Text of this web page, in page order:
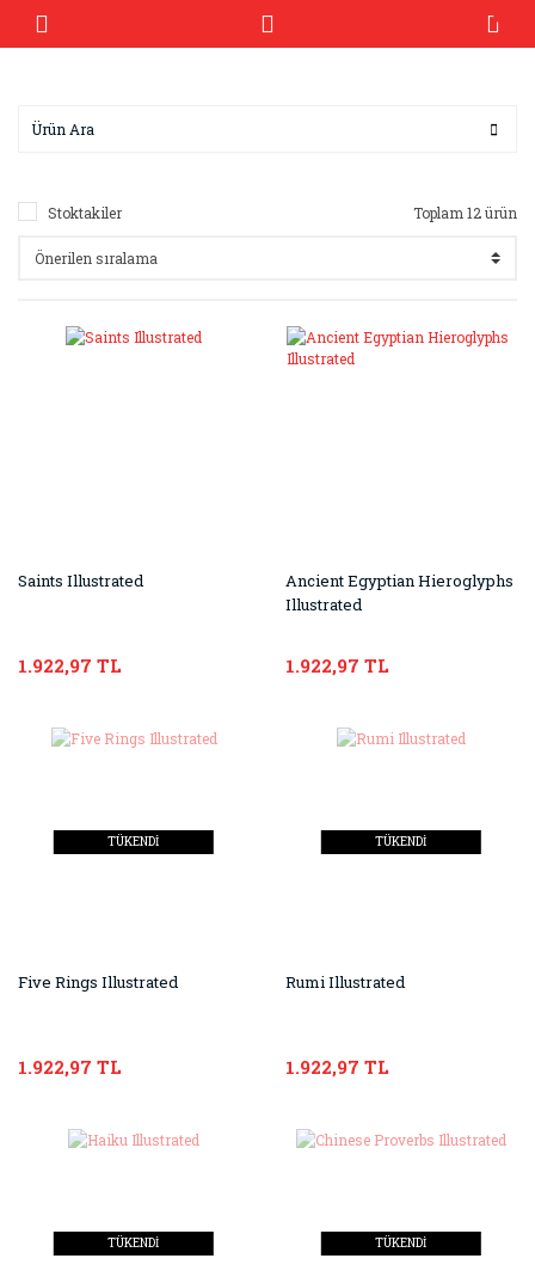
Stoktakiler Toplam 12 ürün
Saints Illustrated
1.922,97 TL
Ancient Egyptian Hieroglyphs
Illustrated
1.922,97 TL
TÜKENDİ
Five Rings Illustrated
1.922,97 TL
TÜKENDİ
Rumi Illustrated
1.922,97 TL
TÜKENDİ TÜKENDİ